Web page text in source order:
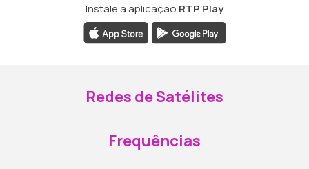
Instale a aplicação RTP Play
Redes de Satélites
Frequências